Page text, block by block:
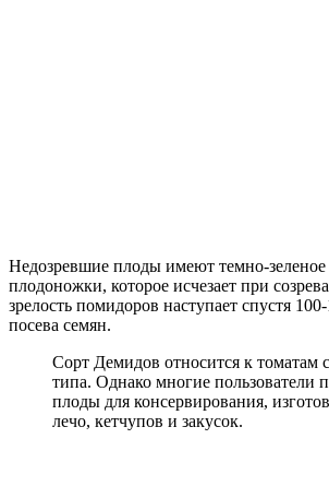
Недозревшие плоды имеют темно-зеленое
плодоножки, которое исчезает при
зрелость помидоров наступает спустя
посева семян.
Сорт Демидов относится к томатам
типа. Однако многие пользователи
плоды для консервирования,
лечо, кетчупов и закусок.